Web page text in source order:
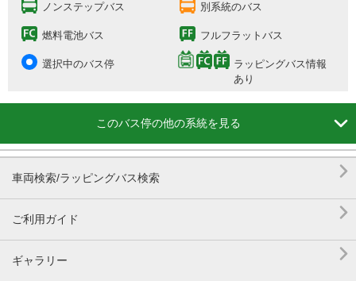
ノンステップバス 別系統のバス
燃料電池バス フルフラットバス
選択中のバス停
ラッピングバス情報
あり
このバス停の他の系統を見る 
車両検索/ラッピングバス検索 
ご利用ガイド 
ギャラリー 